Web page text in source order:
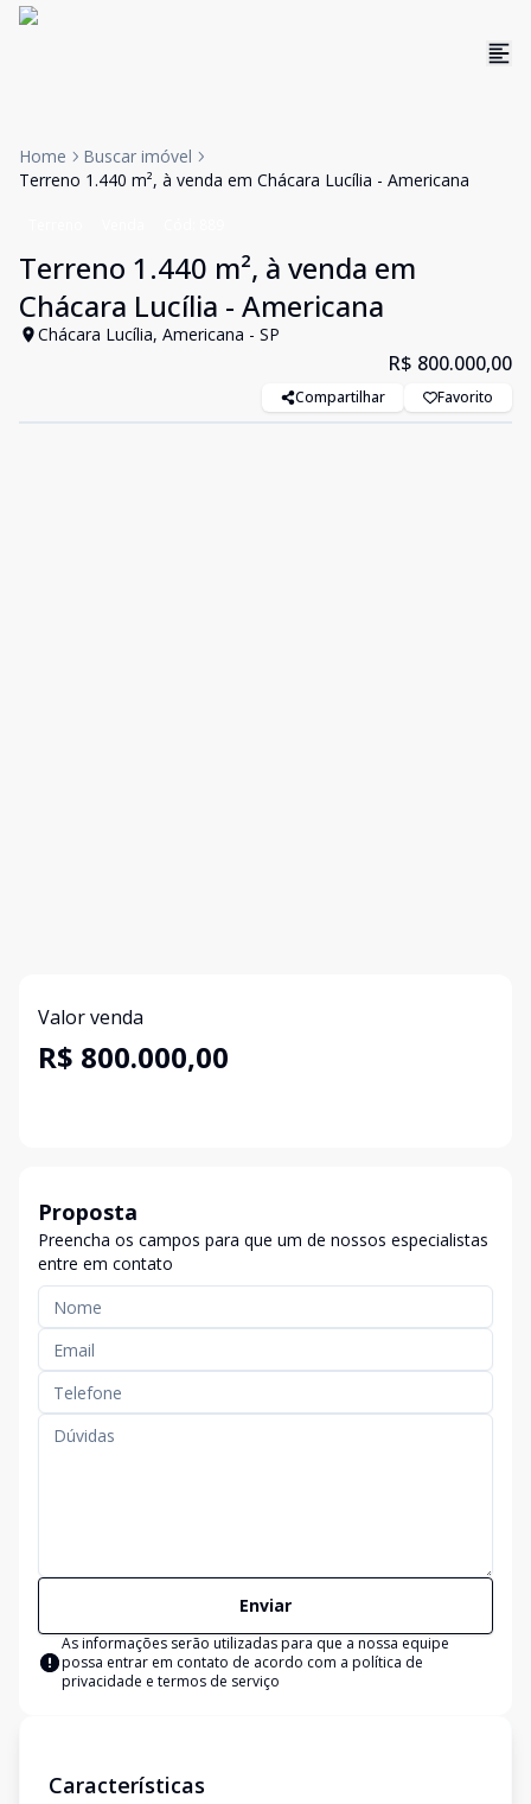
Home
Buscar imóvel
Terreno 1.440 m², à venda em Chácara Lucília - Americana
Terreno 1.440 m², à venda em
Chácara Lucília - Americana
Chácara Lucília, Americana - SP
R$ 800.000,00
Compartilhar Favorito
Valor venda
R$ 800.000,00
Proposta
Preencha os campos para que um de nossos especialistas
entre em contato
Enviar
As informações serão utilizadas para que a nossa equipe
possa entrar em contato de acordo com a política de
privacidade e termos de serviço
Características